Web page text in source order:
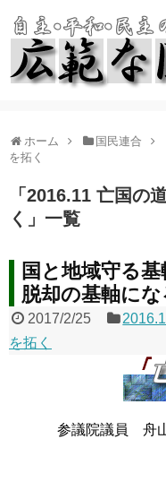
ホーム 国民連合
を拓く
「 2016.11 亡国の
く 」 一覧
国と地域守る
脱却の基軸にな
2017/2/25
を拓く
参議院議員